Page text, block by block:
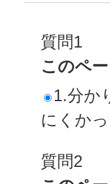
質問1
このペ
1.分か
にくか
質問2